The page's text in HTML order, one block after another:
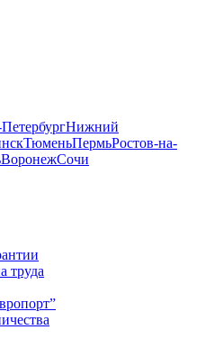
Нижний
ТюменьПермьРостов-на-
ВоронежСочи
труда